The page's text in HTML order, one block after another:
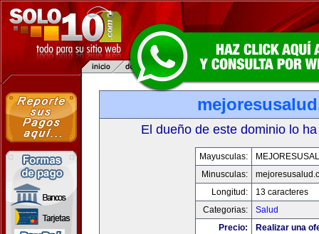
El dueño de este dominio lo
Mayusculas:
Minusculas:
Longitud:
13 caracteres
Categorias:
Salud
Precio:
Realizar una